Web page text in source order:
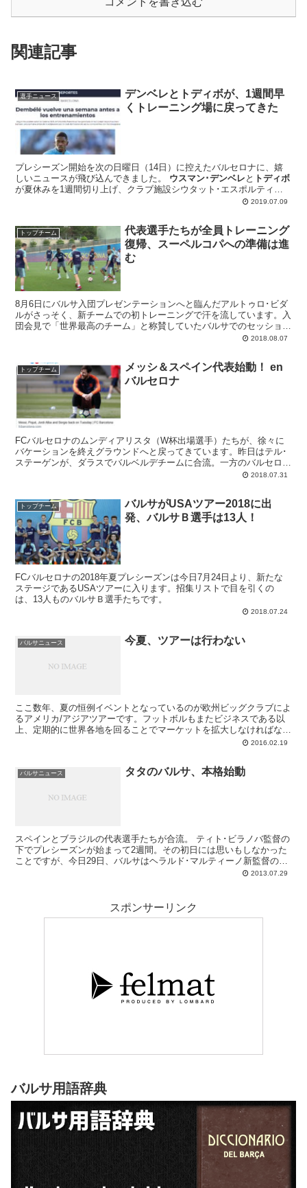
関連記事
選手ニュース
デンベレとトディボが、1週間早
くトレーニング場に戻ってきた
プレシーズン開始を次の日曜日（14日）に控えたバルセロナに、嬉
しいニュースが飛び込んできました。 ウスマン･デンベレ と トディボ
が夏休みを1週間切り上げ、クラブ施設シウタット･エスポルティー
2019.07.09
トップチーム
代表選手たちが全員トレーニング
復帰、スーペルコパへの準備は進
む
8月6日にバルサ入団プレゼンテーションへと臨んだアルトゥロ･ビダ
ルがさっそく、新チームでの初トレーニングで汗を流しています。入
団会見で「世界最高のチーム」と称賛していたバルサでのセッショ
2018.08.07
トップチーム
メッシ＆スペイン代表始動！ en
バルセロナ
FCバルセロナのムンディアリスタ（W杯出場選手）たちが、徐々に
バケーションを終えグラウンドへと戻ってきています。昨日はテル･
ステーゲンが、ダラスでバルベルデチームに合流。一方のバルセロナ
2018.07.31
トップチーム
バルサがUSAツアー2018に出
発、バルサＢ選手は13人！
FCバルセロナの2018年夏プレシーズンは今日7月24日より、新たな
ステージであるUSAツアーに入ります。招集リストで目を引くの
は、13人ものバルサＢ選手たちです。
2018.07.24
バルサニュース 今夏、ツアーは行わない
ここ数年、夏の恒例イベントとなっているのが欧州ビッグクラブによ
るアメリカ/アジアツアーです。フットボルもまたビジネスである以
上、定期的に世界各地を回ることでマーケットを拡大しなければなら
ないってのは分かるのですが、そこで得られるおカネの代わりに十分
ニングをしたいことでしょう。そして今年のFCバルセロナですが、
行うことになった模様。ユーロ2016やらコパ・アメリカで選手が揃
2016.02.19
バルサニュース タタのバルサ、本格始動
スペインとブラジルの代表選手たちが合流。 ティト･ビラノバ監督の
下でプレシーズンが始まって2週間。その初日には思いもしなかった
ことですが、今日29日、バルサはヘラルド･マルティーノ新監督の下
2013.07.29
スポンサーリンク
バルサ用語辞典